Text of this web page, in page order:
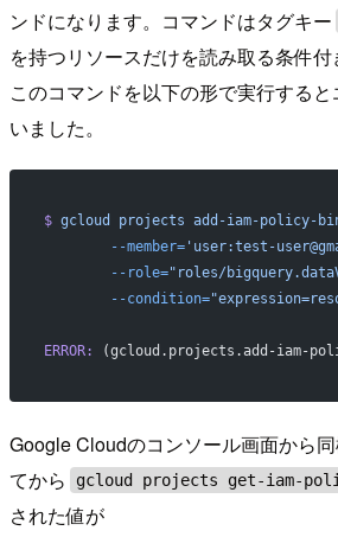
ンドになります。コマンドはタグキー
を持つリソースだけを読み取る条件付
このコマンドを以下の形で実行する
いました。
$ gcloud projects add-iam-policy-
	--member=
'user:test-
	--role=
"roles/
	--condition=
ERROR: (gcloud.projects.add-iam-
Google Cloudのコンソール画面から
てから
gcloud projects get-iam-
された値が